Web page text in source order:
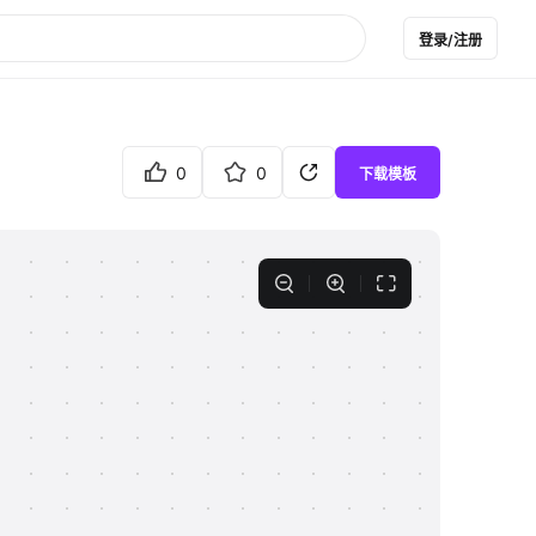
登录/注册
0 0 下载模板